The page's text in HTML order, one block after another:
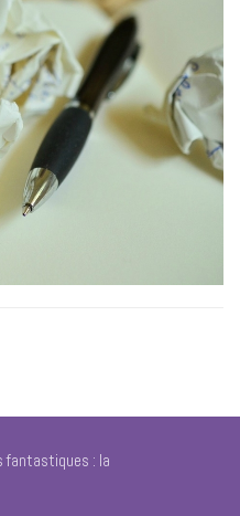
fantastiques : la